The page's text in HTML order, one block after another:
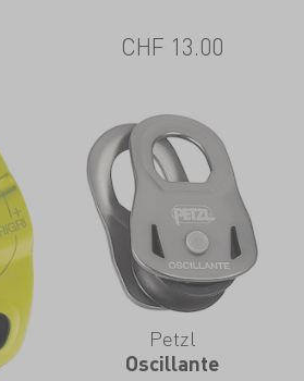
CHF 13.00
Petzl
Oscillante